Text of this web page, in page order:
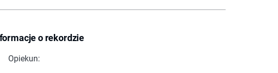
o rekordzie
Opiekun: